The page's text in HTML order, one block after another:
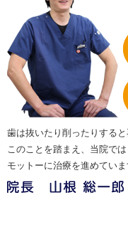
歯は抜いたり削ったりする
このことを踏まえ、当院で
モットーに治療を進めていま